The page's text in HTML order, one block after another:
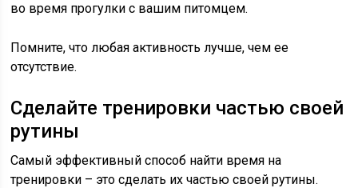
во время прогулки с вашим питомцем.
Помните, что любая активность лучше, чем ее
отсутствие.
Сделайте тренировки частью своей
рутины
Самый эффективный способ найти время на
тренировки – это сделать их частью своей рутины.